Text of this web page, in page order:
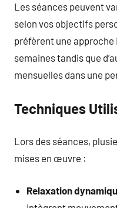
Les séances peuvent
selon vos objectifs
préfèrent une
semaines tandis que
mensuelles dans une
Techniques
Lors des séances,
mises en œuvre :
Relaxation